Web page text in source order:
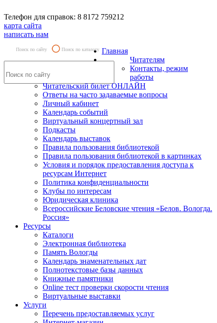
Телефон для справок: 8 8172 759212
карта сайта
написать нам
Поиск по сайту Поиск по каталогу Главная
Читателям
Контакты, режим
работы
Читательский билет ОНЛАЙН
Ответы на часто задаваемые вопросы
Личный кабинет
Календарь событий
Виртуальный концертный зал
Подкасты
Календарь выставок
Правила пользования библиотекой
Правила пользования библиотекой в картинках
Условия и порядок предоставления доступа к
ресурсам Интернет
Политика конфиденциальности
Клубы по интересам
Юридическая клиника
Всероссийские Беловские чтения «Белов. Вологда.
Россия»
Ресурсы
Каталоги
Электронная библиотека
Память Вологды
Календарь знаменательных дат
Полнотекстовые базы данных
Книжные памятники
Online тест проверки скорости чтения
Виртуальные выставки
Услуги
Перечень предоставляемых услуг